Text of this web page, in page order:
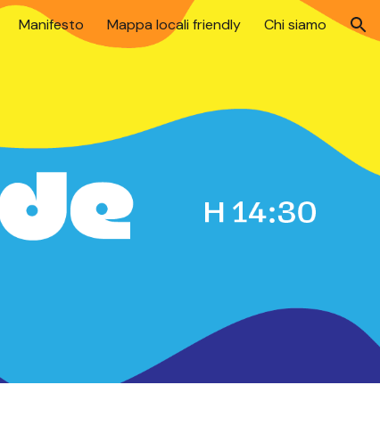
Manifesto Mappa locali friendly Chi siamo